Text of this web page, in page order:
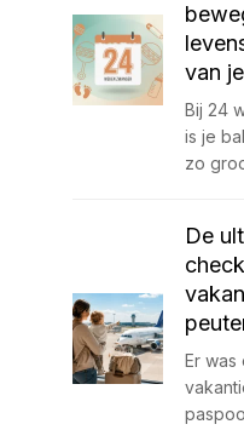
van
Bij 24
is je
zo
De
Er was